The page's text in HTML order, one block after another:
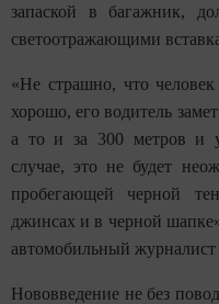
запаской в багажник,
светоотражающими
«Не страшно, что человек
хорошо, его водитель
а то и за 300 метров и
случае, это не будет
пробегающей черной
джинсах и в черной
автомобильный
Нововведение не без